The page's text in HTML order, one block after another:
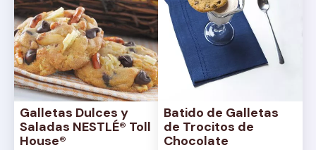
Galletas Dulces y
Saladas NESTLÉ® Toll
House®
Batido de Galletas
de Trocitos de
Chocolate